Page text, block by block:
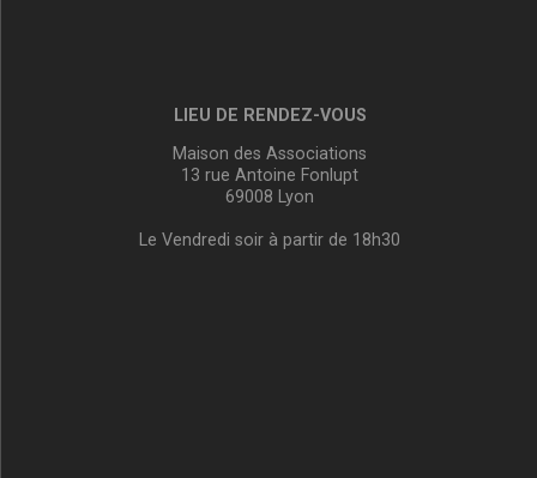
LIEU DE RENDEZ-VOUS
Maison des Associations
13 rue Antoine Fonlupt
69008 Lyon
Le Vendredi soir à partir de 18h30